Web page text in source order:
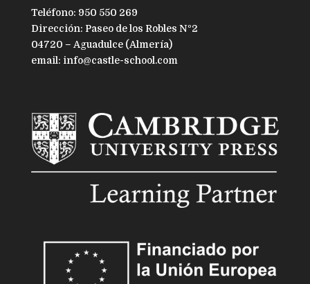
Teléfono: 950 550 269
Dirección: Paseo de los Robles Nº2
04720 – Aguadulce (Almería)
email: info@castle-school.com